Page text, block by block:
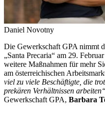
Daniel Novotny
Die Gewerkschaft GPA nimmt
„Santa Precaria“ am 29.
weitere Maßnahmen für mehr
am österreichischen
viel zu viele Beschäftigte, die
prekären Verhältnissen arbeiten“
Gewerkschaft GPA, Barbara